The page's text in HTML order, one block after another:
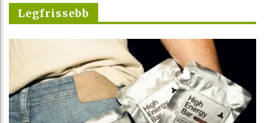
Legfrissebb